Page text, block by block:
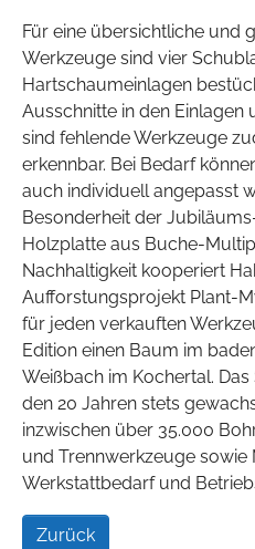
Für eine übersichtliche und
Werkzeuge sind vier
Hartschaumeinlagen
Ausschnitte in den Einlagen
sind fehlende Werkzeuge
erkennbar. Bei Bedarf
auch individuell angepasst
Besonderheit der
Holzplatte aus Buche-
Nachhaltigkeit kooperiert
Aufforstungsprojekt Plant-
für jeden verkauften
Edition einen Baum im
Weißbach im Kochertal.
den 20 Jahren stets
inzwischen über 35.000
und Trennwerkzeuge sowie
Werkstattbedarf und
Zurück